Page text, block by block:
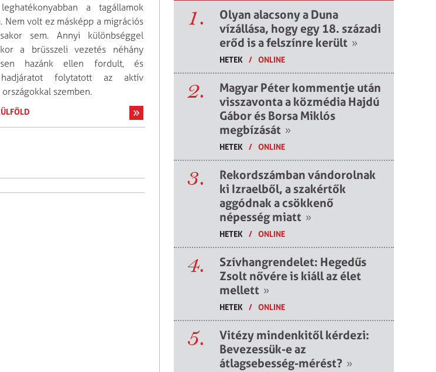
a tagállamok
Nem volt ez másképp a migrációs
sem. Annyi különbséggel
a brüsszeli vezetés néhány
hazánk ellen fordult, és
hadjáratot folytatott az aktív
szemben.
1.
Olyan alacsony a Duna
vízállása, hogy egy 18. századi
erőd is a felszínre került »
HETEK / ONLINE
2.
Magyar Péter kommentje után
visszavonta a közmédia Hajdú
Gábor és Borsa Miklós
megbízását »
HETEK / ONLINE
3.
Rekordszámban vándorolnak
ki Izraelből, a szakértők
aggódnak a csökkenő
népesség miatt »
HETEK / ONLINE
4.
Szívhangrendelet: Hegedűs
Zsolt nővére is kiáll az élet
mellett »
HETEK / ONLINE
5.
Vitézy mindenkitől kérdezi:
Bevezessük-e az
átlagsebesség-mérést? »